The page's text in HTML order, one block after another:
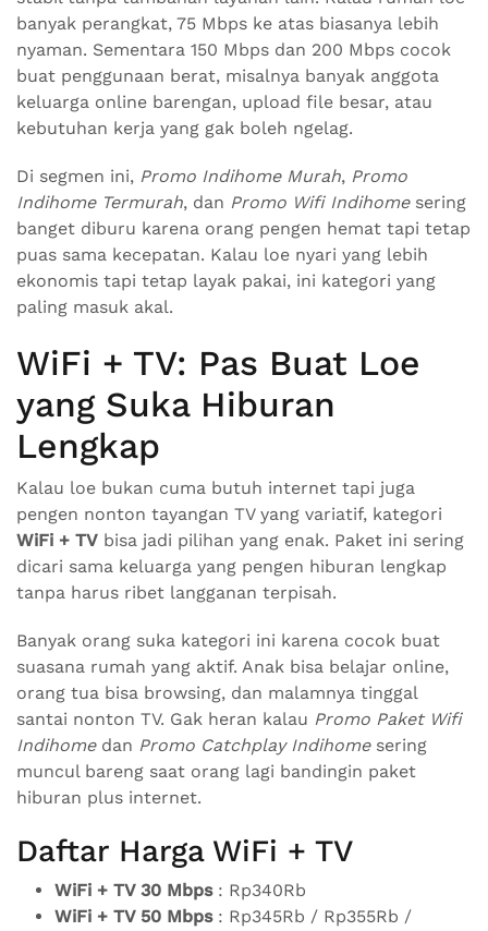
banyak perangkat, 75 Mbps ke atas biasanya lebih
nyaman. Sementara 150 Mbps dan 200 Mbps cocok
buat penggunaan berat, misalnya banyak anggota
keluarga online barengan, upload file besar, atau
kebutuhan kerja yang gak boleh ngelag.
Di segmen ini, Promo Indihome Murah, Promo
Indihome Termurah, dan Promo Wifi Indihomesering
banget diburu karena orang pengen hemat tapi tetap
puas sama kecepatan. Kalau loe nyari yang lebih
ekonomis tapi tetap layak pakai, ini kategori yang
paling masuk akal.
WiFi + TV: Pas Buat Loe
yang Suka Hiburan
Lengkap
Kalau loe bukan cuma butuh internet tapi juga
pengen nonton tayangan TV yang variatif, kategori
WiFi + TV bisa jadi pilihan yang enak. Paket ini sering
dicari sama keluarga yang pengen hiburan lengkap
tanpa harus ribet langganan terpisah.
Banyak orang suka kategori ini karena cocok buat
suasana rumah yang aktif. Anak bisa belajar online,
orang tua bisa browsing, dan malamnya tinggal
santai nonton TV. Gak heran kalau Promo Paket Wifi
Indihomedan Promo Catchplay Indihomesering
muncul bareng saat orang lagi bandingin paket
hiburan plus internet.
Daftar Harga WiFi + TV
WiFi + TV 30 Mbps: Rp340Rb
WiFi + TV 50 Mbps: Rp345Rb / Rp355Rb /